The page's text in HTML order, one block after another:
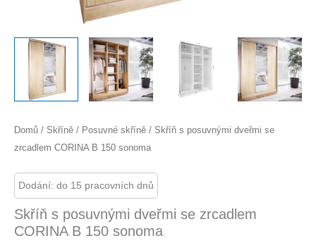
Domů / Skříně / Posuvné skříně / Skříň s posuvnými dveřmi se
zrcadlem CORINA B 150 sonoma
Dodání: do 15 pracovních dnů
Skříň s posuvnými dveřmi se zrcadlem
CORINA B 150 sonoma